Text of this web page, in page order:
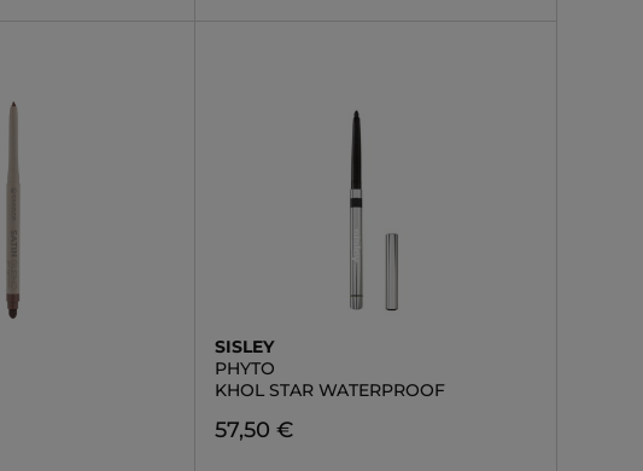
SISLEY
PHYTO
KHOL STAR WATERPROOF
57,50 €